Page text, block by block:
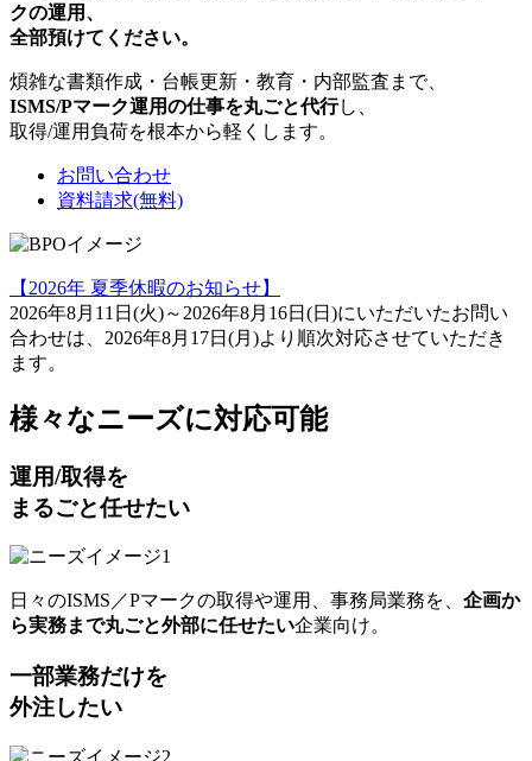
クの運用、
全部預けてください。
煩雑な書類作成・台帳更新・教育・内部監査まで、
ISMS/Pマーク運用の仕事を丸ごと代行し、
取得/運用負荷を根本から軽くします。
お問い合わせ
資料請求(無料)
【2026年 夏季休暇のお知らせ】
2026年8月11日(火)～2026年8月16日(日)にいただいたお問い
合わせは、2026年8月17日(月)より順次対応させていただき
ます。
様々なニーズに対応可能
運用/取得を
まるごと任せたい
日々のISMS／Pマークの取得や運用、事務局業務を、 企画か
ら実務まで丸ごと外部に任せたい企業向け。
一部業務だけを
外注したい